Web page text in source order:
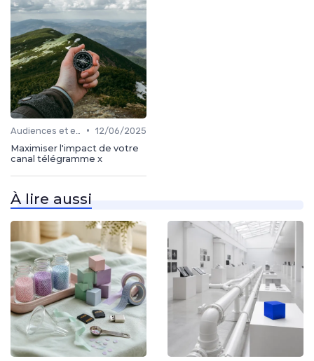
• 12/06/2025
Maximiser l'impact de votre
canal télégramme x
À lire aussi